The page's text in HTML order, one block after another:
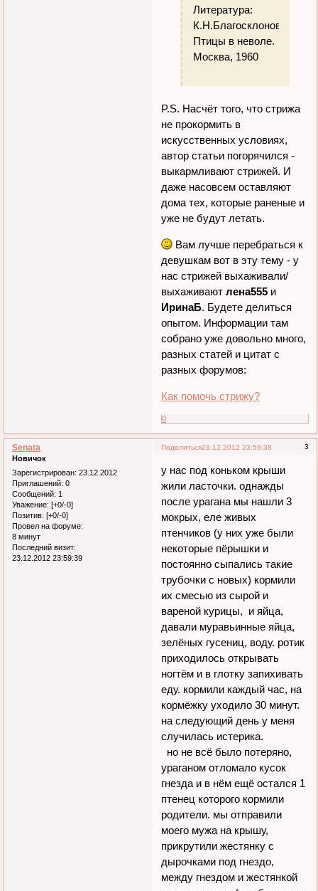
Литература:
К.Н.Благосклонов.
Птицы в неволе.
Москва, 1960
P.S. Насчёт того, что стрижа
не прокормить в
искусственных условиях,
автор статьи погорячился -
выкармливают стрижей. И
даже насовсем оставляют
дома тех, которые раненые и
уже не будут летать.
Вам лучше перебраться к
девушкам вот в эту тему - у
нас стрижей выхаживали/
выхаживаютлена555 и
ИринаБ. Будете делиться
опытом. Информации там
собрано уже довольно много,
разных статей и цитат с
разных форумов:
Как помочь стрижу?
0
Поделиться 3
23.12.2012 23:59:38
Senata
Новичок
Зарегистрирован: 23.12.2012
Приглашений: 0
Сообщений: 1
Уважение: [+0/-0]
Позитив: [+0/-0]
Провел на форуме:
8 минут
Последний визит:
23.12.2012 23:59:39
у нас под коньком крыши
жили ласточки. однажды
после урагана мы нашли 3
мокрых, еле живых
птенчиков (у них уже были
некоторые пёрышки и
постоянно сыпались такие
трубочки с новых) кормили
их смесью из сырой и
вареной курицы, и яйца,
давали муравьинные яйца,
зелёных гусениц, воду. ротик
приходилось открывать
ногтём и в глотку запихивать
еду. кормили каждый час, на
кормёжку уходило 30 минут.
на следующий день у меня
случилась истерика.
но не всё было потеряно,
ураганом отломало кусок
гнезда и в нём ещё остался 1
птенец которого кормили
родители. мы отправили
моего мужа на крышу,
прикрутили жестянку с
дырочками под гнездо,
между гнездом и жестянкой